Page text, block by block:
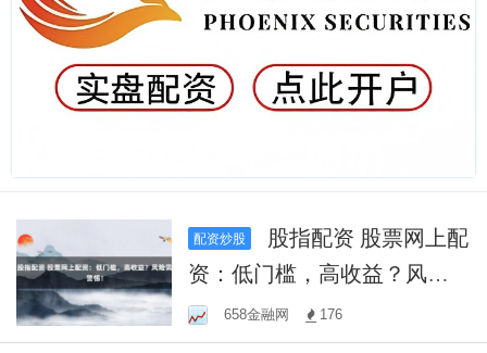
配资炒股
资：低门槛，高收益？风险
需警惕！
658金融网 176